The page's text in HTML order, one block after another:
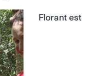
Florant est